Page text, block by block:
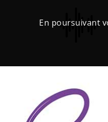
En poursuivant